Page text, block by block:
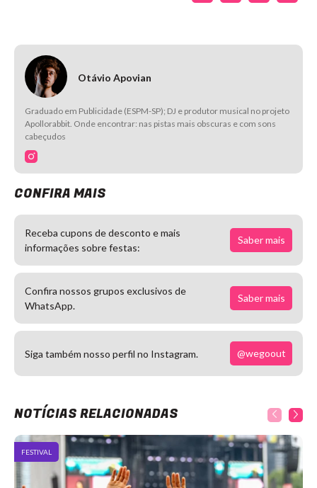
Otávio Apovian
Graduado em Publicidade (ESPM-SP); DJ e produtor musical no projeto
Apollorabbit. Onde encontrar: nas pistas mais obscuras e com sons
cabeçudos
CONFIRA MAIS
Receba cupons de desconto e mais
informações sobre festas:
Saber mais
Confira nossos grupos exclusivos de
WhatsApp.
Saber mais
Siga também nosso perfil no Instagram. @wegoout
NOTÍCIAS RELACIONADAS
FESTIVAL